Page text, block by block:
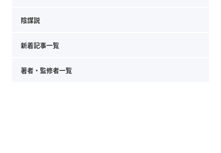
陰謀説
新着記事一覧
著者・監修者一覧